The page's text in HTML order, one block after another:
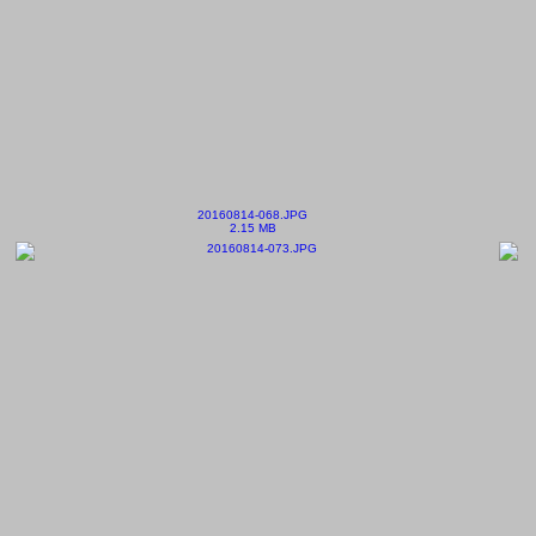
20160814-068.JPG
2.15 MB